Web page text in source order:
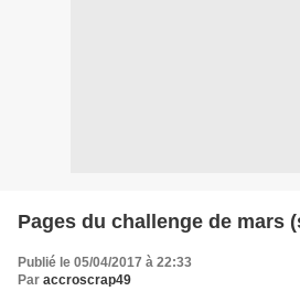
Pages du challenge de mars
Publié le 05/04/2017 à 22:33
Par accroscrap49